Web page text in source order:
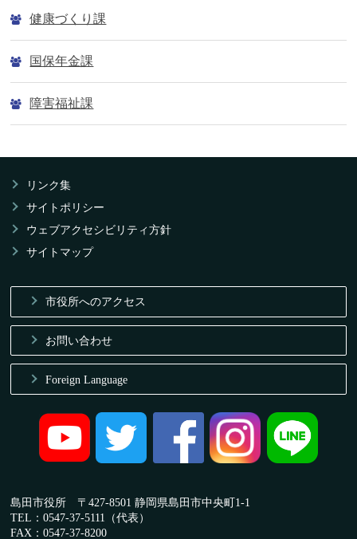
健康づくり課
国保年金課
障害福祉課
リンク集
サイトポリシー
ウェブアクセシビリティ方針
サイトマップ
市役所へのアクセス
お問い合わせ
Foreign Language
島田市役所 〒427-8501 静岡県島田市中央町1-1
TEL：0547-37-5111（代表）
FAX：0547-37-8200